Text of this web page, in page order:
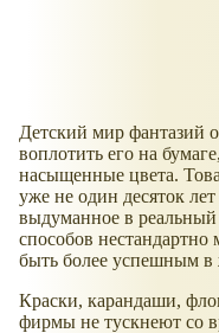
Детский мир фантазий
воплотить его на
насыщенные цвета.
уже не один десяток
выдуманное в
способов
быть более успешным в
Краски, карандаши,
фирмы не тускнеют со